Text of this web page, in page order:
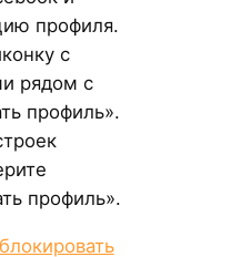
профиля.
с
рядом с
профиль».
профиль».